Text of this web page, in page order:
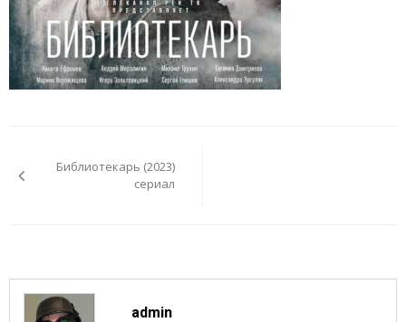
записямБиблиотекарь (2023)
сериал
admin